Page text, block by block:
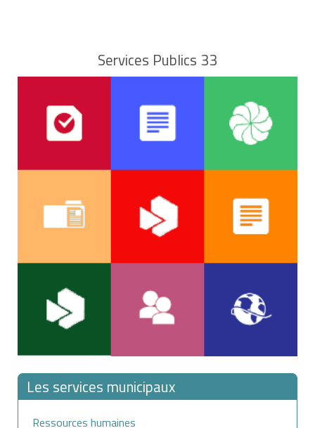
Services Publics 33
Les services municipaux
Ressources humaines